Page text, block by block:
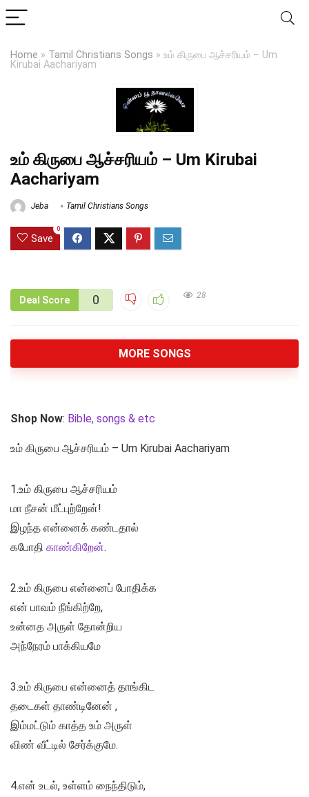
Home » Tamil Christians Songs » உம் கிருபை ஆச்சரியம் – Um
Kirubai Aachariyam
உம் கிருபை ஆச்சரியம் – Um Kirubai
Aachariyam
Jeba Tamil Christians Songs
Save
0
Deal Score 0 28
MORE SONGS
Shop Now: Bible, songs & etc
உம் கிருபை ஆச்சரியம் – Um Kirubai Aachariyam
1.உம் கிருபை ஆச்சரியம்
மா நீசன் மீட்புற்றேன்!
இழந்த என்னைக் கண்டதால்
கபோதி காண்கிறேன்.
2.உம் கிருபை என்னைப் போதிக்க
என் பாவம் நீங்கிற்றே,
உன்னத அருள் தோன்றிய
அந்நேரம் பாக்கியமே
3.உம் கிருபை என்னைத் தாங்கிட
தடைகள் தாண்டினேன் ,
இம்மட்டும் காத்த உம் அருள்
விண் வீட்டில் சேர்க்குமே.
4.என் உடல், உள்ளம் நைந்திடும்,